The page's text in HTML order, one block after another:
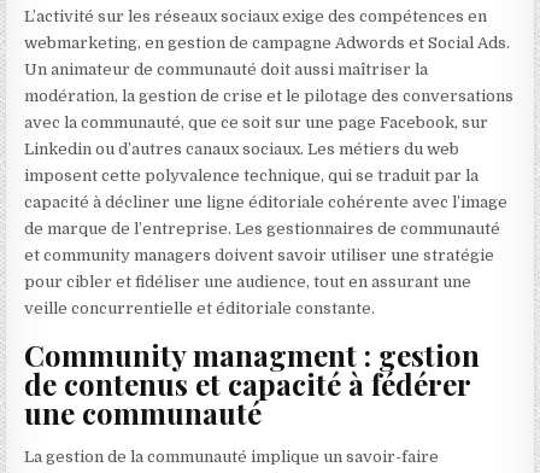
L’activité sur les réseaux sociaux exige des compétences en
webmarketing, en gestion de campagne Adwords et Social Ads.
Un animateur de communauté doit aussi maîtriser la
modération, la gestion de crise et le pilotage des conversations
avec la communauté, que ce soit sur une page Facebook, sur
Linkedin ou d’autres canaux sociaux. Les métiers du web
imposent cette polyvalence technique, qui se traduit par la
capacité à décliner une ligne éditoriale cohérente avec l’image
de marque de l’entreprise. Les gestionnaires de communauté
et community managers doivent savoir utiliser une stratégie
pour cibler et fidéliser une audience, tout en assurant une
veille concurrentielle et éditoriale constante.
Community managment : gestion
de contenus et capacité à fédérer
une communauté
La gestion de la communauté implique un savoir-faire